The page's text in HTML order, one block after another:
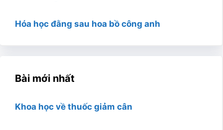
Hóa học đằng sau hoa bồ công anh
Bài mới nhất
Khoa học về thuốc giảm cân